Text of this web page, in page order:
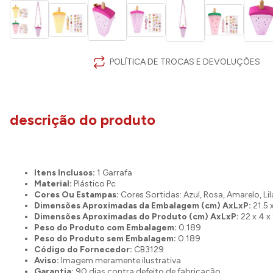
POLÍTICA DE TROCAS E DEVOLUÇÕES
descrição do produto
Itens Inclusos: 1 Garrafa
Material: Plástico Pc
Cores Ou Estampas: Cores Sortidas: Azul, Rosa, Amarelo,
Dimensões Aproximadas da Embalagem (cm) AxLxP: 21.5
Dimensões Aproximadas do Produto (cm) AxLxP: 22 x 4 x
Peso do Produto com Embalagem: 0.189
Peso do Produto sem Embalagem: 0.189
Código do Fornecedor: CB3129
Aviso: Imagem meramente ilustrativa